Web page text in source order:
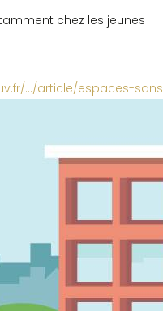
chez les jeunes
…/article/espaces-